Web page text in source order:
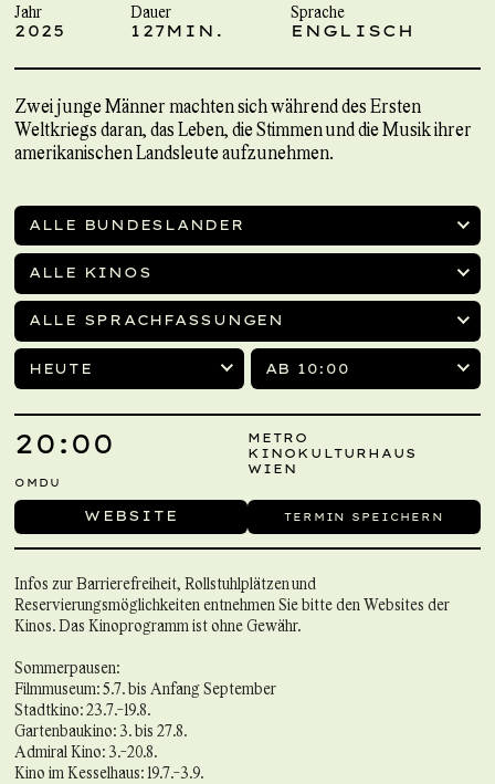
ALLE BUNDESLÄNDER
ALLE KINOS
ALLE SPRACHFASSUNGEN
HEUTE AB 10:00
WEBSITE TERMIN SPEICHERN
20:00
METRO
KINOKULTURHAUS
WIEN
OMDU
Infos zur Barrierefreiheit, Rollstuhlplätzen und
Reservierungsmöglichkeiten entnehmen Sie bitte den Websites der
Kinos. Das Kinoprogramm ist ohne Gewähr.
Sommerpausen:
Filmmuseum: 5.7. bis Anfang September
Stadtkino: 23.7.-19.8.
Gartenbaukino: 3. bis 27.8.
Admiral Kino: 3.-20.8.
Kino im Kesselhaus: 19.7.-3.9.
Jahr
2025
Dauer
127MIN.
Sprache
ENGLISCH
Zwei junge Männer machten sich während des Ersten
Weltkriegs daran, das Leben, die Stimmen und die Musik ihrer
amerikanischen Landsleute aufzunehmen.